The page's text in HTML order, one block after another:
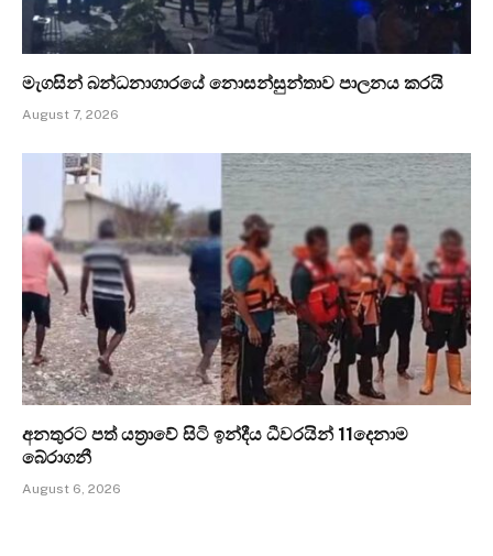
මැගසින් බන්ධනාගාරයේ නොසන්සුන්තාව පාලනය කරයි
August 7, 2026
අනතුරට පත් යත්‍රාවේ සිටි ඉන්දීය ධීවරයින් 11දෙනාම
බේරාගනී
August 6, 2026